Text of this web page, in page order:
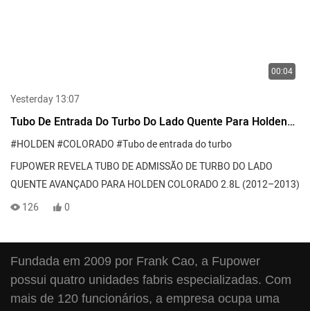
00:04
Yesterday 13:07
Tubo De Entrada Do Turbo Do Lado Quente Para Holden
Colorado 2.8L 2012-2013
#HOLDEN#COLORADO#Tubo de entrada do turbo
FUPOWER REVELA TUBO DE ADMISSÃO DE TURBO DO LADO
QUENTE AVANÇADO PARA HOLDEN COLORADO 2.8L (2012–2013)
126
0
Fundada em 2009 por Frank Cao, a Fupower
possui quatro unidades fabris especializadas. Com
mais de 120 funcionários, a empresa ocupa uma